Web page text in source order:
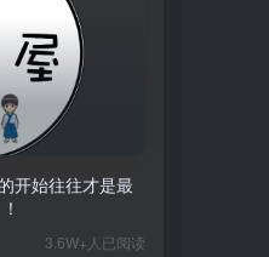
开始往往才是最
3.6W+人已阅读